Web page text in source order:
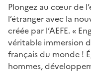
Chapo
Plongez au cœur de
l’étranger avec la
créée par l’AEFE. «
véritable immersion
français du monde !
hommes,